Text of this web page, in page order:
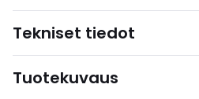
Tekniset tiedot
Tuotekuvaus